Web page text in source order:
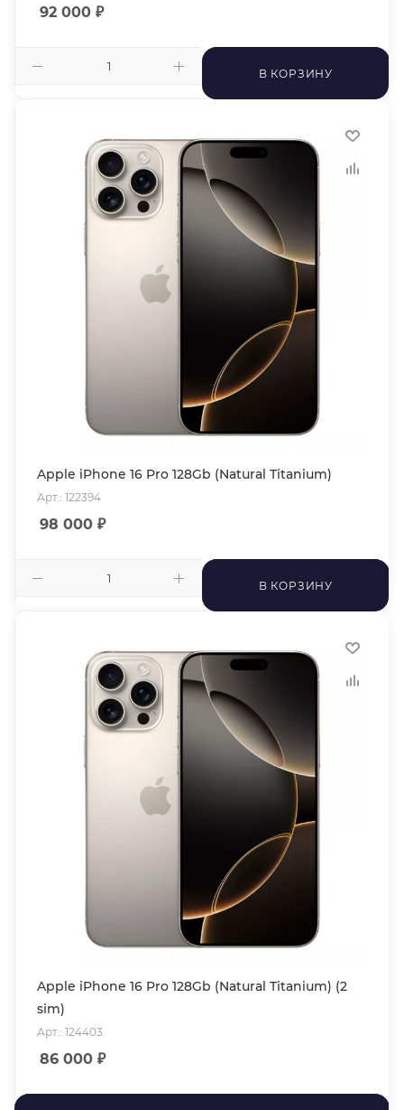
92 000 ₽
В КОРЗИНУ
Apple iPhone 16 Pro 128Gb (Natural Titanium)
Арт.: 122394
98 000 ₽
В КОРЗИНУ
Apple iPhone 16 Pro 128Gb (Natural Titanium) (2
sim)
Арт.: 124403
86 000 ₽